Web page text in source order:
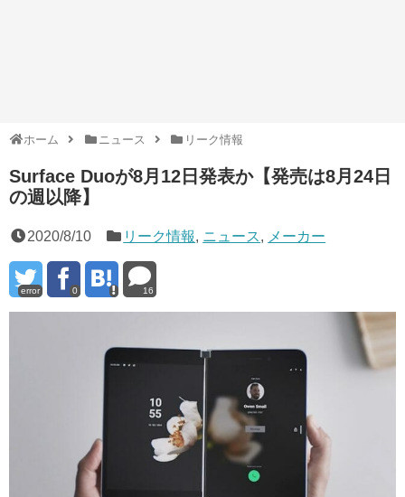
ホーム ニュース リーク情報
Surface Duoが8月12日発表か【発売は8月24日
の週以降】
2020/8/10 リーク情報, ニュース, メーカー
error 0 16